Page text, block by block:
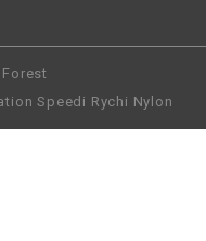
Speedi Rychi Nylon